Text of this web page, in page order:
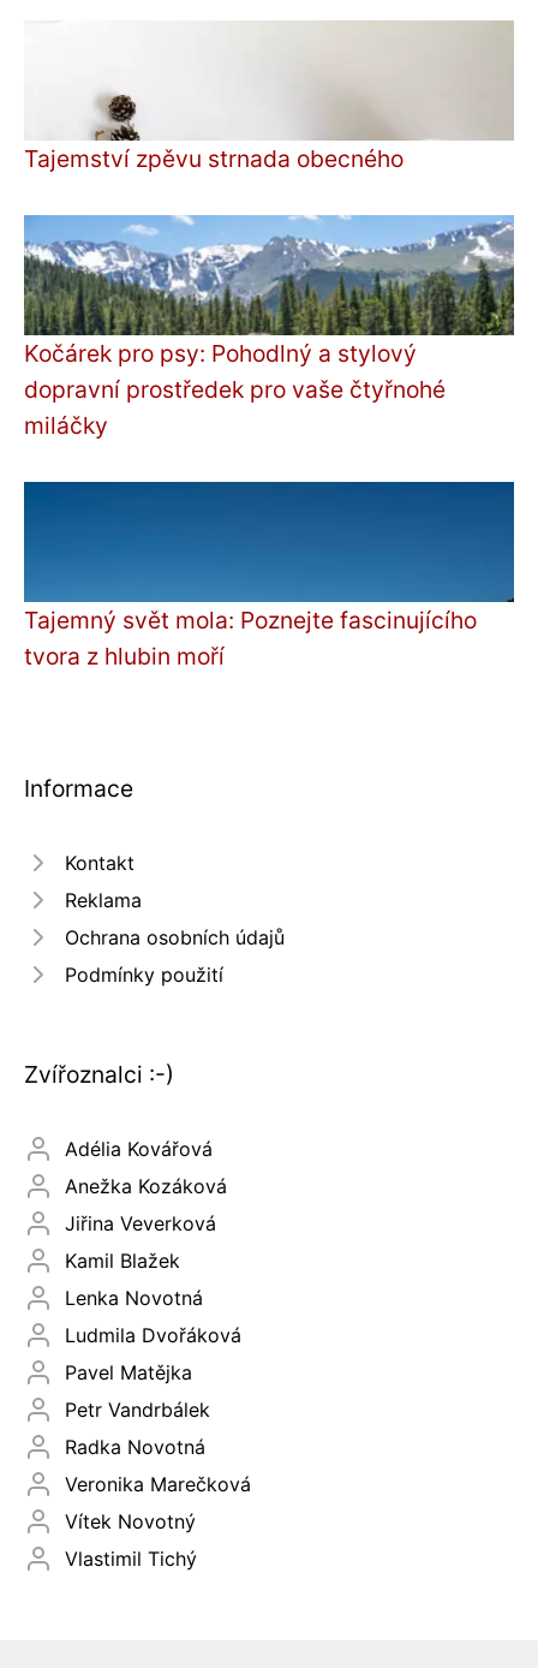
Tajemství zpěvu strnada obecného
Kočárek pro psy: Pohodlný a stylový
dopravní prostředek pro vaše čtyřnohé
miláčky
Tajemný svět mola: Poznejte fascinujícího
tvora z hlubin moří
Informace
Kontakt
Reklama
Ochrana osobních údajů
Podmínky použití
Zvířoznalci :-)
Adélia Kovářová
Anežka Kozáková
Jiřina Veverková
Kamil Blažek
Lenka Novotná
Ludmila Dvořáková
Pavel Matějka
Petr Vandrbálek
Radka Novotná
Veronika Marečková
Vítek Novotný
Vlastimil Tichý